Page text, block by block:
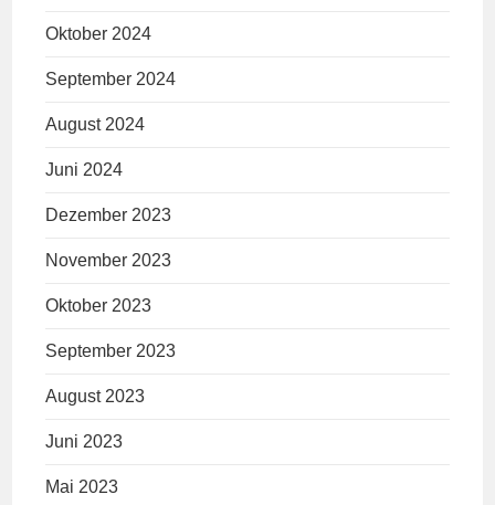
Oktober 2024
September 2024
August 2024
Juni 2024
Dezember 2023
November 2023
Oktober 2023
September 2023
August 2023
Juni 2023
Mai 2023